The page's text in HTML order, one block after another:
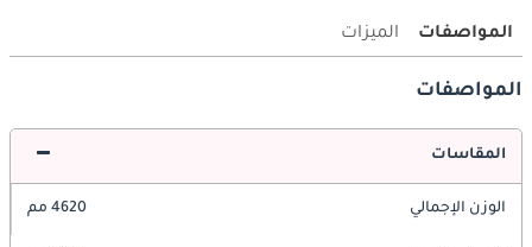
المواصفات الميزات
المواصفات
المقاسات
الوزن الإجمالي 4620 مم